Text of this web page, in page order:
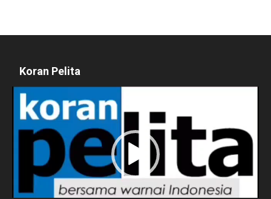
Koran Pelita
Pemutar
Video